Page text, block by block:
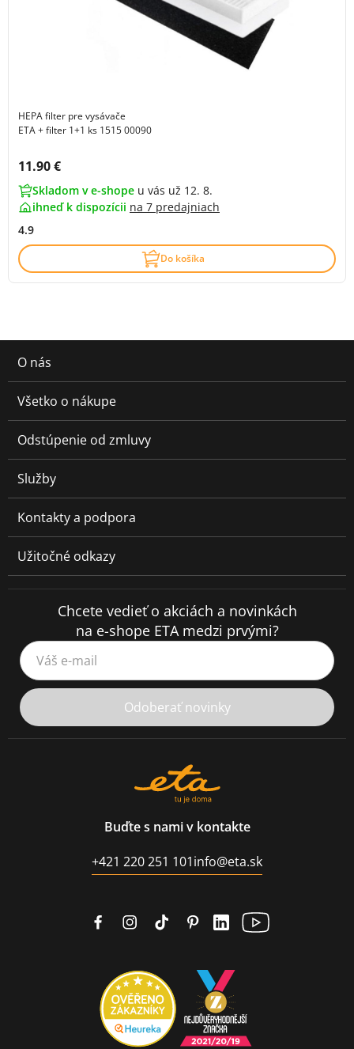
HEPA filter pre vysávače
ETA + filter 1+1 ks 1515 00090
Cena s DPH:
11.90 €
Skladom v e-shope u vás už 12. 8.
ihneď k dispozícii na 7 predajniach
4.9
Do košíka
O nás
Všetko o nákupe
Odstúpenie od zmluvy
Služby
Kontakty a podpora
Užitočné odkazy
Chcete vedieť o akciách a novinkách
na e-shope ETA medzi prvými?
Váš e-mail
Odoberať novinky
Buďte s nami v kontakte
+421 220 251 101info@eta.sk